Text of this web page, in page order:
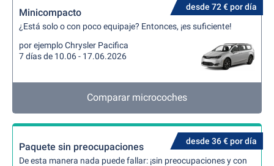
desde 72 € por día
Minicompacto
¿Está solo o con poco equipaje? Entonces, ¡es suficiente!
por ejemplo Chrysler Pacifica
7 días de 10.06 - 17.06.2026
Comparar microcoches
desde 36 € por día
Paquete sin preocupaciones
De esta manera nada puede fallar: ¡sin preocupaciones y con